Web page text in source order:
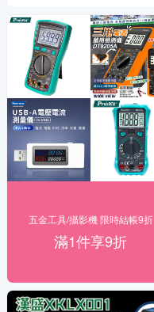
五金工具/攝影機 限時結帳9折
滿1件享9折